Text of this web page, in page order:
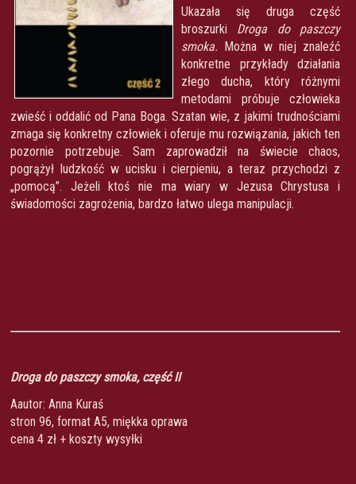
Ukazała się druga część
broszurki Droga do paszczy
smoka. Można w niej znaleźć
konkretne przykłady działania
złego ducha, który różnymi
metodami próbuje człowieka
zwieść i oddalić od Pana Boga. Szatan wie, z jakimi trudnościami
zmaga się konkretny człowiek i oferuje mu rozwiązania, jakich ten
pozornie potrzebuje. Sam zaprowadził na świecie chaos,
pogrążył ludzkość w ucisku i cierpieniu, a teraz przychodzi z
„pomocą”. Jeżeli ktoś nie ma wiary w Jezusa Chrystusa i
świadomości zagrożenia, bardzo łatwo ulega manipulacji.
Droga do paszczy smoka, część II
Aautor: Anna Kuraś
stron 96, format A5, miękka oprawa
cena 4 zł + koszty wysyłki